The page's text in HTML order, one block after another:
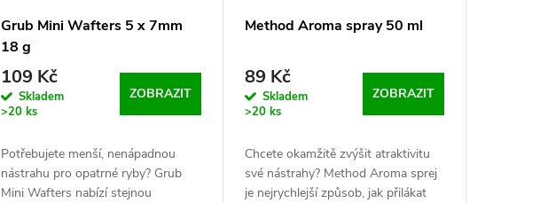
Grub Mini Wafters 5 x 7mm
18 g
109 Kč
Skladem
>20 ks
ZOBRAZIT
Potřebujete menší, nenápadnou
nástrahu pro opatrné ryby? Grub
Mini Wafters nabízí stejnou
Method Aroma spray 50 ml
89 Kč
Skladem
>20 ks
ZOBRAZIT
Chcete okamžitě zvýšit atraktivitu
své nástrahy? Method Aroma sprej
je nejrychlejší způsob, jak přilákat